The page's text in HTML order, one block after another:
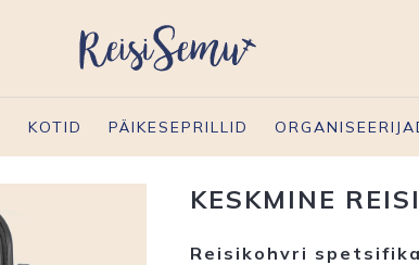
KOTID PÄIKESEPRILLID
KESKMINE
Reisikohvri